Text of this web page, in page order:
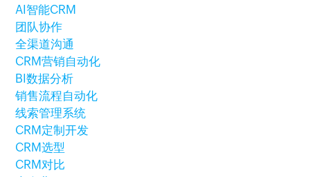
AI智能CRM
团队协作
全渠道沟通
CRM营销自动化
BI数据分析
销售流程自动化
线索管理系统
CRM定制开发
CRM选型
CRM对比